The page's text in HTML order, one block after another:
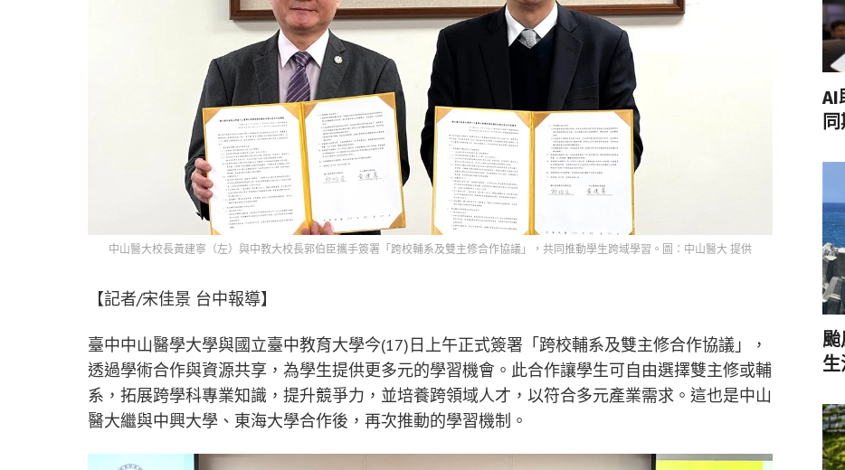
中山醫大校長黃建寧（左）與中教大校長郭伯臣攜手簽署「跨校輔系及雙主修合作協議」，共同推動學生跨域學習。圖：中山醫大 提供
【記者/宋佳景 台中報導】
臺中中山醫學大學與國立臺中教育大學今(17)日上午正式簽署「跨校輔系及雙主修合作協議」，
透過學術合作與資源共享，為學生提供更多元的學習機會。此合作讓學生可自由選擇雙主修或輔
系，拓展跨學科專業知識，提升競爭力，並培養跨領域人才，以符合多元產業需求。這也是中山
醫大繼與中興大學、東海大學合作後，再次推動的學習機制。
AI
生